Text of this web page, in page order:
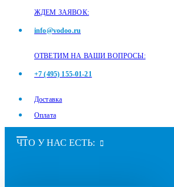
ЖДЕМ ЗАЯВОК:
info@vodoo.ru
ОТВЕТИМ НА ВАШИ ВОПРОСЫ:
+7 (495) 155-01-21
Доставка
Оплата
ЧТО У НАС ЕСТЬ: